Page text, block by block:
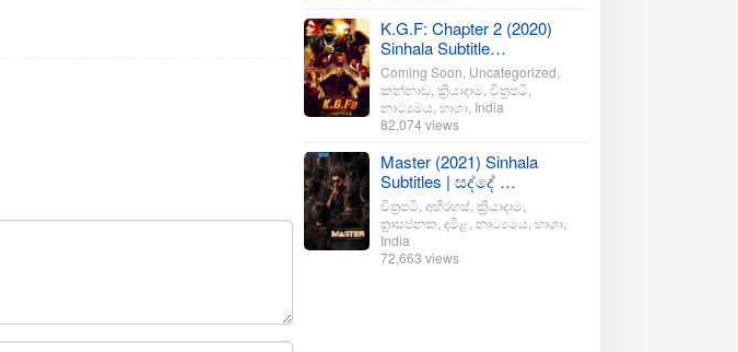
K.G.F: Chapter 2 (2020)
Sinhala Subtitle…
Coming Soon Uncategorized
කන්නාඩ ක්‍රියාදාම චිත්‍රපටි
නාට්‍යමය භාශා India
82,074 views
Master (2021) Sinhala
Subtitles | සද්දේ …
චිත්‍රපටි අභිරහස් ක්‍රියාදාම
ත්‍රාසජනක දමිළ නාට්‍යමය භාශා
India
72,663 views